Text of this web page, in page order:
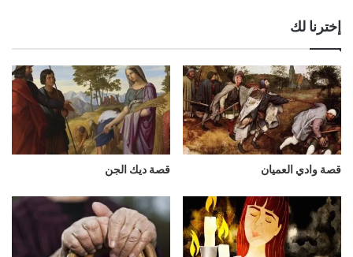
إخترنا لك
قصة وادي العميان قصة ديك الجن